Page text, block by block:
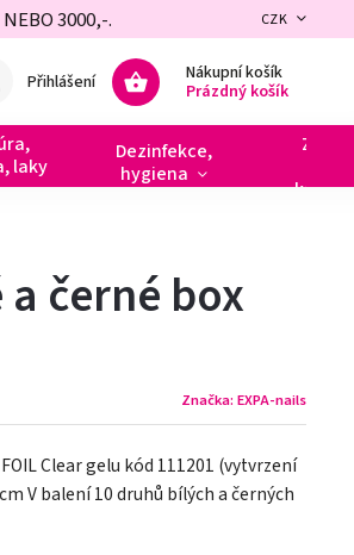
3000,-. CZK
Nákupní košík
Prázdný košík
Přihlášení
laky
Dezinfekce,
hygiena
černé box
Značka: EXPA-nails
Clear gelu kód 111201 (vytvrzení
V balení 10 druhů bílých a černých